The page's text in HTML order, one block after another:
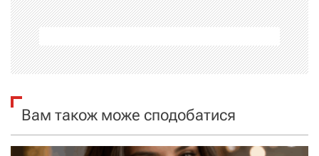
а
ц
і
я
з
Вам також може сподобатися